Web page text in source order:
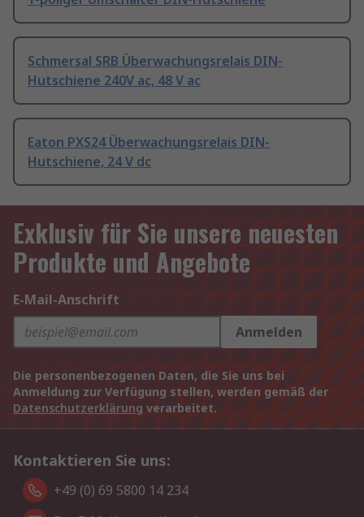
Schmersal SRB Überwachungsrelais DIN-
Hutschiene 240V ac, 48 V ac
Eaton PXS24 Überwachungsrelais DIN-
Hutschiene, 24 V dc
Exklusiv für Sie unsere neuesten
Produkte und Angebote
E-Mail-Anschrift
Anmelden
Die personenbezogenen Daten, die Sie uns bei
Anmeldung zur Verfügung stellen, werden gemäß der
Datenschutzerklärung verarbeitet.
Kontaktieren Sie uns:
+49 (0) 69 5800 14 234